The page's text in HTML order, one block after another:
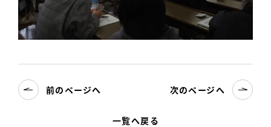
一覧へ戻る
前のページへ 次のページへ